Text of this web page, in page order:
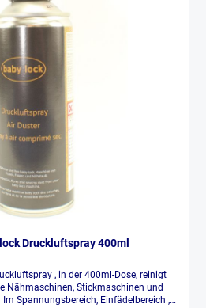
Druckluftspray 400ml
, in der 400ml-Dose, reinigt
Nähmaschinen, Stickmaschinen und
Spannungsbereich, Einfädelbereich ,